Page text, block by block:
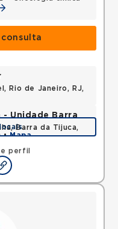
perfil
Rio de Janeiro, RJ,
- Unidade Barra
Barra da Tijuca,
•Mapa